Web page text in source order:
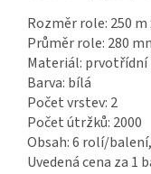
Rozměr role: 250 m
Průměr role: 280
Materiál: prvotřídní
Barva: bílá
Počet vrstev: 2
Počet útržků: 2000
Obsah: 6 rolí/
Uvedená cena za 1